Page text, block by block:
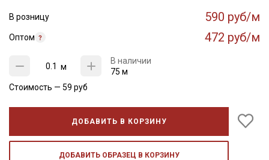
В розницу 590 руб/м
Оптом 472 руб/м
м
В наличии
75 м
Стоимость — 59 руб
ДОБАВИТЬ В КОРЗИНУ
ДОБАВИТЬ ОБРАЗЕЦ В КОРЗИНУ